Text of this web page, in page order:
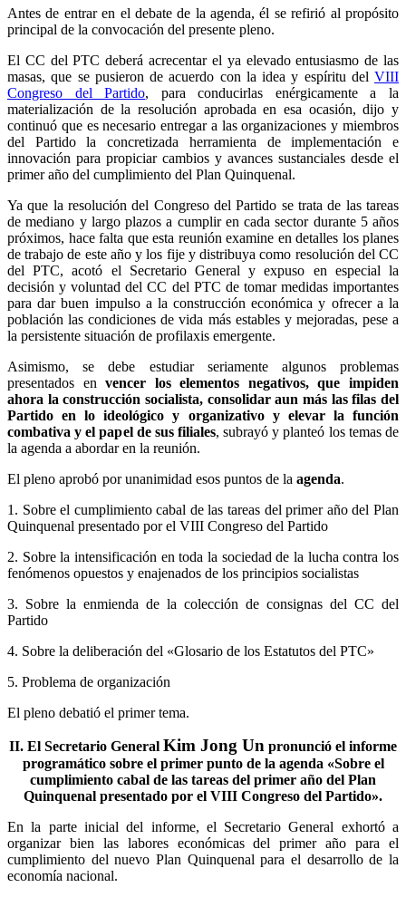
Antes de entrar en el debate de la agenda, él se refirió al propósito
principal de la convocación del presente pleno.
El CC del PTC deberá acrecentar el ya elevado entusiasmo de las
masas, que se pusieron de acuerdo con la idea y espíritu del VIII
Congreso del Partido, para conducirlas enérgicamente a la
materialización de la resolución aprobada en esa ocasión, dijo y
continuó que es necesario entregar a las organizaciones y miembros
del Partido la concretizada herramienta de implementación e
innovación para propiciar cambios y avances sustanciales desde el
primer año del cumplimiento del Plan Quinquenal.
Ya que la resolución del Congreso del Partido se trata de las tareas
de mediano y largo plazos a cumplir en cada sector durante 5 años
próximos, hace falta que esta reunión examine en detalles los planes
de trabajo de este año y los fije y distribuya como resolución del CC
del PTC, acotó el Secretario General y expuso en especial la
decisión y voluntad del CC del PTC de tomar medidas importantes
para dar buen impulso a la construcción económica y ofrecer a la
población las condiciones de vida más estables y mejoradas, pese a
la persistente situación de profilaxis emergente.
Asimismo, se debe estudiar seriamente algunos problemas
presentados envencer los elementos negativos, que impiden
ahora la construcción socialista, consolidar aun más las filas del
Partido en lo ideológico y organizativo y elevar la función
combativa y el papel de sus filiales, subrayó y planteó los temas de
la agenda a abordar en la reunión.
El pleno aprobó por unanimidad esos puntos de la agenda.
1. Sobre el cumplimiento cabal de las tareas del primer año del Plan
Quinquenal presentado por el VIII Congreso del Partido
2. Sobre la intensificación en toda la sociedad de la lucha contra los
fenómenos opuestos y enajenados de los principios socialistas
3. Sobre la enmienda de la colección de consignas del CC del
Partido
4. Sobre la deliberación del «Glosario de los Estatutos del PTC»
5. Problema de organización
El pleno debatió el primer tema.
II. El Secretario General Kim Jong Un pronunció el informe
programático sobre el primer punto de la agenda «Sobre el
cumplimiento cabal de las tareas del primer año del Plan
Quinquenal presentado por el VIII Congreso del Partido».
En la parte inicial del informe, el Secretario General exhortó a
organizar bien las labores económicas del primer año para el
cumplimiento del nuevo Plan Quinquenal para el desarrollo de la
economía nacional.